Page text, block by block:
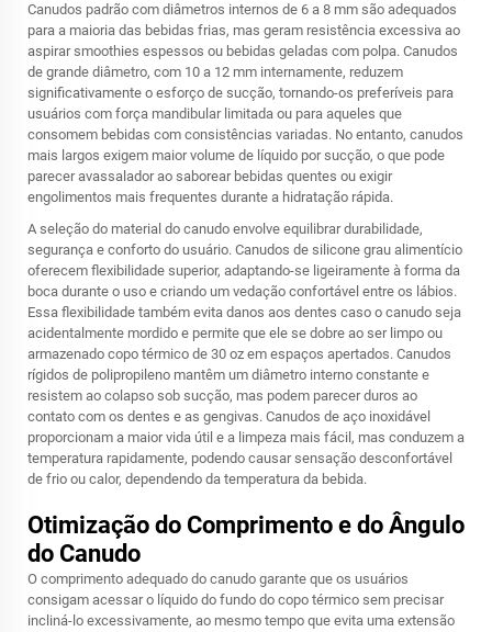
Canudos padrão com diâmetros internos de 6 a 8 mm são adequados
para a maioria das bebidas frias, mas geram resistência excessiva ao
aspirar smoothies espessos ou bebidas geladas com polpa. Canudos
de grande diâmetro, com 10 a 12 mm internamente, reduzem
significativamente o esforço de sucção, tornando-os preferíveis para
usuários com força mandibular limitada ou para aqueles que
consomem bebidas com consistências variadas. No entanto, canudos
mais largos exigem maior volume de líquido por sucção, o que pode
parecer avassalador ao saborear bebidas quentes ou exigir
engolimentos mais frequentes durante a hidratação rápida.
A seleção do material do canudo envolve equilibrar durabilidade,
segurança e conforto do usuário. Canudos de silicone grau alimentício
oferecem flexibilidade superior, adaptando-se ligeiramente à forma da
boca durante o uso e criando um vedação confortável entre os lábios.
Essa flexibilidade também evita danos aos dentes caso o canudo seja
acidentalmente mordido e permite que ele se dobre ao ser limpo ou
armazenado copo térmico de 30 oz em espaços apertados. Canudos
rígidos de polipropileno mantêm um diâmetro interno constante e
resistem ao colapso sob sucção, mas podem parecer duros ao
contato com os dentes e as gengivas. Canudos de aço inoxidável
proporcionam a maior vida útil e a limpeza mais fácil, mas conduzem a
temperatura rapidamente, podendo causar sensação desconfortável
de frio ou calor, dependendo da temperatura da bebida.
Otimização do Comprimento e do Ângulo
do Canudo
O comprimento adequado do canudo garante que os usuários
consigam acessar o líquido do fundo do copo térmico sem precisar
incliná-lo excessivamente, ao mesmo tempo que evita uma extensão